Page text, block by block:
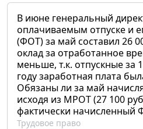
В июне генеральный
оплачиваемым отпуске и
(ФОТ) за май составил 26
оклад за отработанное
меньше, т.к. отпускные за
году заработная плата
Обязаны ли за май
исходя из МРОТ (27 100
фактически начисленный
Трудовое право